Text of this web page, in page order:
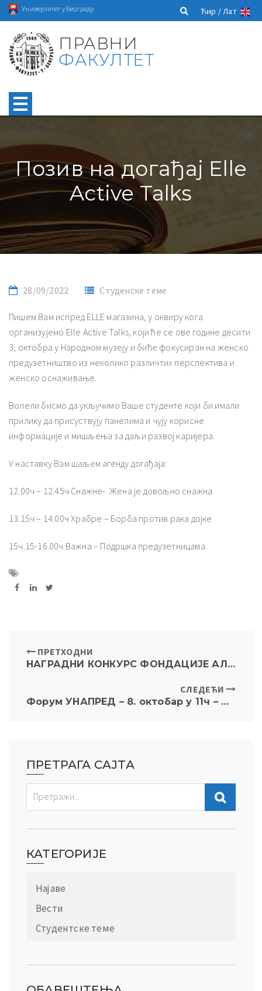
Универзитет у Београду Ћир /Лат
ПРАВНИ
ФАКУЛТЕТ
Позив на догађај Elle
Active Talks
28/09/2022 Студенске теме
Пишем Вам испред ELLE магазина, у оквиру кога
организујемо Elle Active Talks, који ће се ове године десити
3, октобра у Народном музеју и биће фокусиран на женско
предузетништво из неколико различтих перспектива и
женско оснаживање.
Волели бисмо да укључимо Ваше студенте који би имали
прилику да присуствују панелима и чују корисне
информације и мишљења за даљи развој каријера.
У наставку Вам шаљем агенду догађаја:
12.00ч – 12.45ч Снажне- Жена је довољно снажна
13.15ч – 14.00ч Храбре – Борба против рака дојке
15ч.15-16.00ч Важна – Подршка предузетницама
ПРЕТХОДНИ
НАГРАДНИ КОНКУРС ФОНДАЦИЈЕ АЛАН ВОТСОН
СЛЕДЕЋИ
Форум УНАПРЕД – 8. октобар у 11ч – Машински факултет
ПРЕТРАГА САЈТА
КАТЕГОРИЈЕ
Најаве
Вести
Студентске теме